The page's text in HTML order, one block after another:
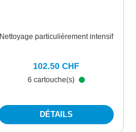
Nettoyage particulièrement intensif
6 cartouche(s)
102.50 CHF
DÉTAILS